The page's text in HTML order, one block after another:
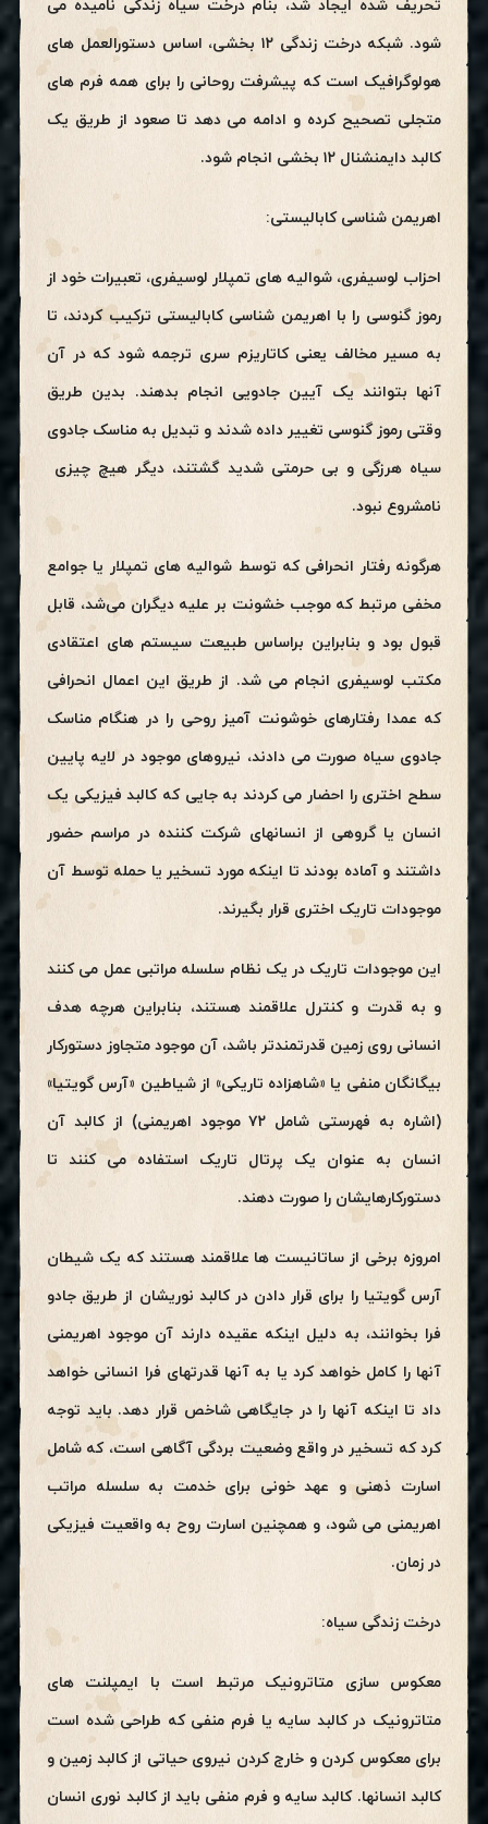
تحریف شده ایجاد شد، بنام درخت سیاه زندگی نامیده می
شود. شبکه درخت زندگی ۱۲ بخشی، اساس دستورالعمل های
هولوگرافیک است که پیشرفت روحانی را برای همه فرم های
متجلی تصحیح کرده و ادامه می دهد تا صعود از طریق یک
کالبد دایمنشنال ۱۲ بخشی انجام شود.
اهریمن شناسی کابالیستی:
احزاب لوسیفری، شوالیه های تمپلار لوسیفری، تعبیرات خود از
رموز گنوسی را با اهریمن شناسی کابالیستی ترکیب کردند، تا
به مسیر مخالف یعنی کاتاریزم سری ترجمه شود که در آن
آنها بتوانند یک آیین جادویی انجام بدهند. بدین طریق
وقتی رموز گنوسی تغییر داده شدند و تبدیل به مناسک جادوی
سیاه هرزگی و بی حرمتی شدید گشتند، دیگر هیچ چیزی
نامشروع نبود.
هرگونه رفتار انحرافی که توسط شوالیه های تمپلار یا جوامع
مخفی مرتبط که موجب خشونت بر علیه دیگران می‌شد، قابل
قبول بود و بنابراین براساس طبیعت سیستم های اعتقادی
مکتب لوسیفری انجام می شد. از طریق این اعمال انحرافی
که عمدا رفتارهای خوشونت آمیز روحی را در هنگام مناسک
جادوی سیاه صورت می دادند، نیروهای موجود در لایه پایین
سطح اختری را احضار می کردند به جایی که کالبد فیزیکی یک
انسان یا گروهی از انسانهای شرکت کننده در مراسم حضور
داشتند و آماده بودند تا اینکه مورد تسخیر یا حمله توسط آن
موجودات تاریک اختری قرار بگیرند.
این موجودات تاریک در یک نظام سلسله مراتبی عمل می کنند
و به قدرت و کنترل علاقمند هستند، بنابراین هرچه هدف
انسانی روی زمین قدرتمندتر باشد، آن موجود متجاوز دستورکار
بیگانگان منفی یا «شاهزاده تاریکی» از شیاطین «آرس گویتیا»
(اشاره به فهرستی شامل ۷۲ موجود اهریمنی) از کالبد آن
انسان به عنوان یک پرتال تاریک استفاده می کنند تا
دستورکارهایشان را صورت دهند.
امروزه برخی از ساتانیست ها علاقمند هستند که یک شیطان
آرس گویتیا را برای قرار دادن در کالبد نوریشان از طریق جادو
فرا بخوانند، به دلیل اینکه عقیده دارند آن موجود اهریمنی
آنها را کامل خواهد کرد یا به آنها قدرتهای فرا انسانی خواهد
داد تا اینکه آنها را در جایگاهی شاخص قرار دهد. باید توجه
کرد که تسخیر در واقع وضعیت بردگی آگاهی است، که شامل
اسارت ذهنی و عهد خونی برای خدمت به سلسله مراتب
اهریمنی می شود، و همچنین اسارت روح به واقعیت فیزیکی
در زمان.
درخت زندگی سیاه:
معکوس سازی متاترونیک مرتبط است با ایمپلنت های
متاترونیک در کالبد سایه یا فرم منفی که طراحی شده است
برای معکوس کردن و خارج کردن نیروی حیاتی از کالبد زمین و
کالبد انسانها. کالبد سایه و فرم منفی باید از کالبد نوری انسان